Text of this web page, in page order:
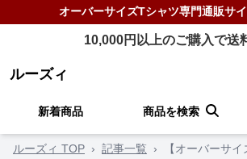
オーバーサイズTシャツ専門通販サ
10,000円以上のご購入で送
ルーズィ
新着商品 商品を検索
ルーズィ TOP › 記事一覧 › 【オーバーサ